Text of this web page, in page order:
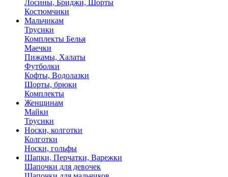
Лосины, Бриджи, Шорты
Костюмчики
Мальчикам
Трусики
Комплекты Белья
Маечки
Пижамы, Халаты
Футболки
Кофты, Водолазки
Шорты, брюки
Комплекты
Женщинам
Майки
Трусики
Носки, колготки
Колготки
Носки, гольфы
Шапки, Перчатки, Варежки
Шапочки для девочек